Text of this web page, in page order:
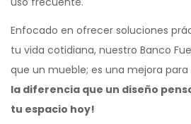
Enfocado en ofrecer soluciones
tu vida cotidiana, nuestro Banco
que un mueble; es una mejora
la diferencia que un diseño
tu espacio hoy!